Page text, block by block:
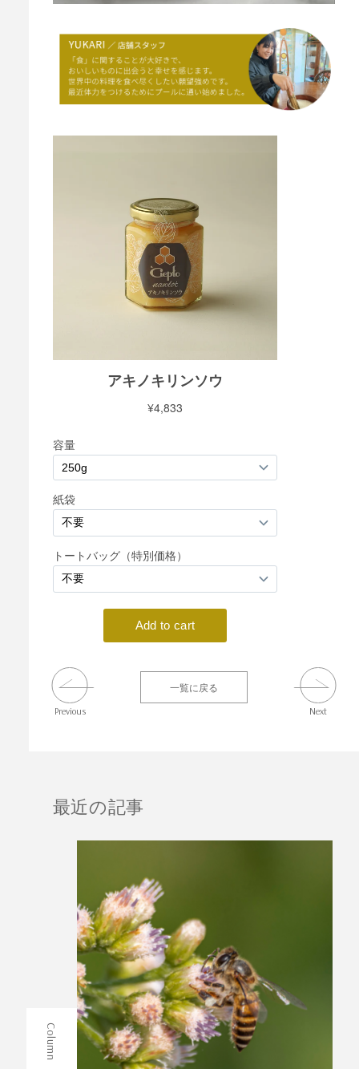
Previous
一覧に戻る
Next
最近の記事
Column